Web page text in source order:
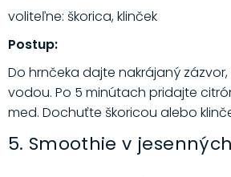
voliteľne: škorica, klinček
Postup:
Do hrnčeka dajte nakrájaný
vodou. Po 5 minútach pridajte
med. Dochuťte škoricou alebo
5. Smoothie v